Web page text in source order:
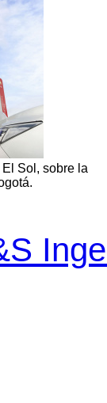
Sol, sobre la